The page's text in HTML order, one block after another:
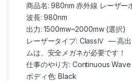
商品名: 980nm 赤外線 レーザー
波長: 980nm
出力: 1500mw~2000mw (選択)
レーザータイプ: ClassⅣ — 高出
ムは、安全メガネが必要です！
仕事のやり方: Continuous
ボディ色: Black